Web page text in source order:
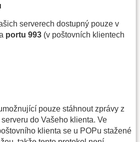
serverech dostupný pouze v
portu 993 (v poštovních klientech
pouze stáhnout zprávy z
do Vašeho klienta. Ve
klienta se u POPu stažené